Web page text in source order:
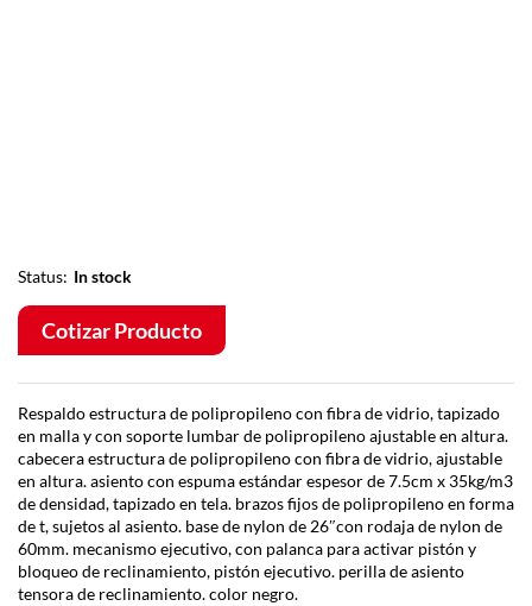
Status: In stock
Cotizar Producto
Respaldo estructura de polipropileno con fibra de vidrio, tapizado
en malla y con soporte lumbar de polipropileno ajustable en altura.
cabecera estructura de polipropileno con fibra de vidrio, ajustable
en altura. asiento con espuma estándar espesor de 7.5cm x 35kg/m3
de densidad, tapizado en tela. brazos fijos de polipropileno en forma
de t, sujetos al asiento. base de nylon de 26″con rodaja de nylon de
60mm. mecanismo ejecutivo, con palanca para activar pistón y
bloqueo de reclinamiento, pistón ejecutivo. perilla de asiento
tensora de reclinamiento. color negro.